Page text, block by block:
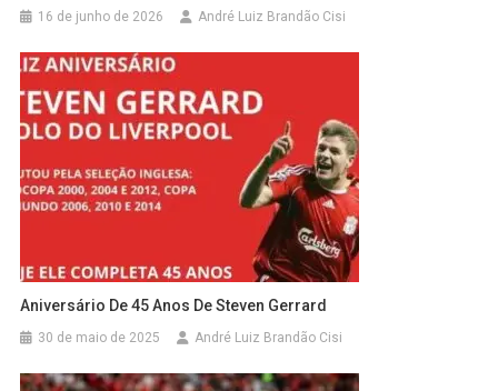
16 de junho de 2026 André Luiz Brandão Cisi
Aniversário De 45 Anos De Steven Gerrard
30 de maio de 2025 André Luiz Brandão Cisi